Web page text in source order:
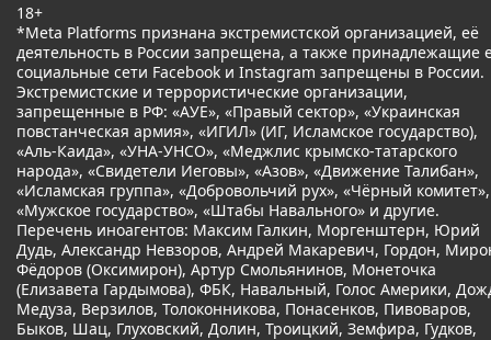
18+
*Meta Platforms признана экстремистской организацией, её
деятельность в России запрещена, а также принадлежащие
социальные сети Facebook и Instagram запрещены в России.
Экстремистские и террористические организации,
запрещенные в РФ: «АУЕ», «Правый сектор», «Украинская
повстанческая армия», «ИГИЛ» (ИГ, Исламское государство),
«Аль-Каида», «УНА-УНСО», «Меджлис крымско-татарского
народа», «Свидетели Иеговы», «Азов», «Движение Талибан»,
«Исламская группа», «Добровольчий рух», «Чёрный комитет»,
«Мужское государство», «Штабы Навального» и другие.
Перечень иноагентов: Максим Галкин, Моргенштерн, Юрий
Дудь, Александр Невзоров, Андрей Макаревич, Гордон,
Фёдоров (Оксимирон), Артур Смольянинов, Монеточка
(Елизавета Гардымова), ФБК, Навальный, Голос Америки,
Медуза, Верзилов, Толоконникова, Понасенков, Пивоваров,
Быков, Шац, Глуховский, Долин, Троицкий, Земфира, Гудков,